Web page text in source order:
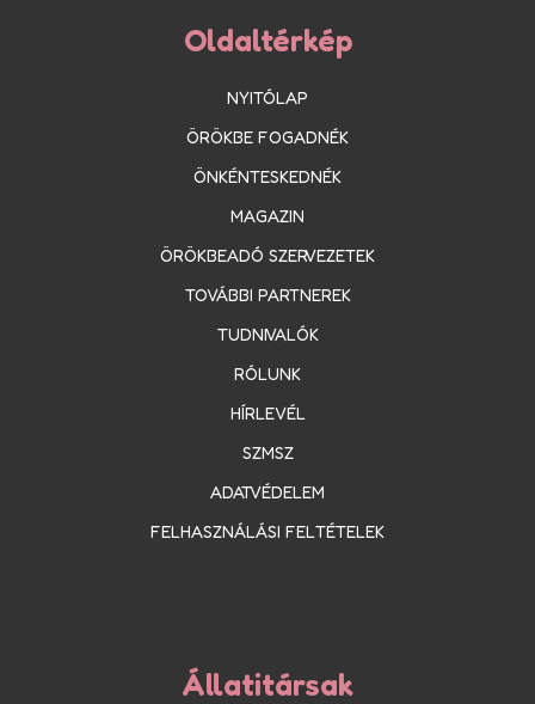
Oldaltérkép
NYITÓLAP
ÖRÖKBE FOGADNÉK
ÖNKÉNTESKEDNÉK
MAGAZIN
ÖRÖKBEADÓ SZERVEZETEK
TOVÁBBI PARTNEREK
TUDNIVALÓK
RÓLUNK
HÍRLEVÉL
SZMSZ
ADATVÉDELEM
FELHASZNÁLÁSI FELTÉTELEK
Állatitársak